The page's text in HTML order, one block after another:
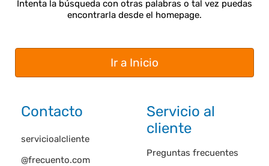
Intenta la búsqueda con otras palabras o tal vez puedas
encontrarla desde el homepage.
Ir a Inicio
Contacto
servicioalcliente
@frecuento.com
Servicio al
cliente
Preguntas frecuentes